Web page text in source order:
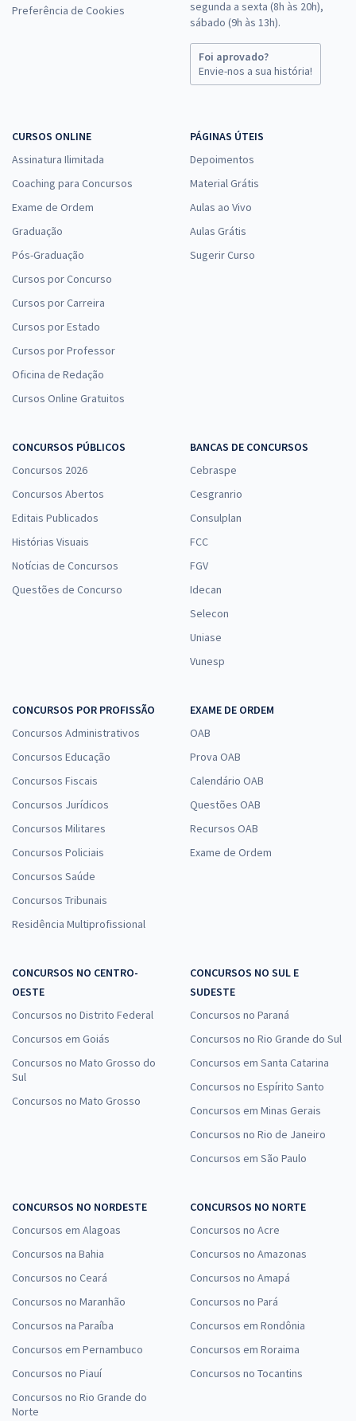
Preferência de Cookies
segunda a sexta (8h às 20h),
sábado (9h às 13h).
Foi aprovado?
Envie-nos a sua história!
CURSOS ONLINE
Assinatura Ilimitada
Coaching para Concursos
Exame de Ordem
Graduação
Pós-Graduação
Cursos por Concurso
Cursos por Carreira
Cursos por Estado
Cursos por Professor
Oficina de Redação
Cursos Online Gratuitos
PÁGINAS ÚTEIS
Depoimentos
Material Grátis
Aulas ao Vivo
Aulas Grátis
Sugerir Curso
CONCURSOS PÚBLICOS
Concursos 2026
Concursos Abertos
Editais Publicados
Histórias Visuais
Notícias de Concursos
Questões de Concurso
BANCAS DE CONCURSOS
Cebraspe
Cesgranrio
Consulplan
FCC
FGV
Idecan
Selecon
Uniase
Vunesp
CONCURSOS POR PROFISSÃO
Concursos Administrativos
Concursos Educação
Concursos Fiscais
Concursos Jurídicos
Concursos Militares
Concursos Policiais
Concursos Saúde
Concursos Tribunais
Residência Multiprofissional
EXAME DE ORDEM
OAB
Prova OAB
Calendário OAB
Questões OAB
Recursos OAB
Exame de Ordem
CONCURSOS NO CENTRO-
OESTE
Concursos no Distrito Federal
Concursos em Goiás
Concursos no Mato Grosso do
Sul
Concursos no Mato Grosso
CONCURSOS NO SUL E
SUDESTE
Concursos no Paraná
Concursos no Rio Grande do Sul
Concursos em Santa Catarina
Concursos no Espírito Santo
Concursos em Minas Gerais
Concursos no Rio de Janeiro
Concursos em São Paulo
CONCURSOS NO NORDESTE
Concursos em Alagoas
Concursos na Bahia
Concursos no Ceará
Concursos no Maranhão
Concursos na Paraíba
Concursos em Pernambuco
Concursos no Piauí
Concursos no Rio Grande do
Norte
CONCURSOS NO NORTE
Concursos no Acre
Concursos no Amazonas
Concursos no Amapá
Concursos no Pará
Concursos em Rondônia
Concursos em Roraima
Concursos no Tocantins